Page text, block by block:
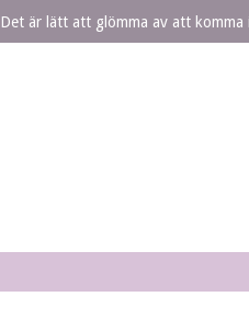
Det är lätt att glömma av att